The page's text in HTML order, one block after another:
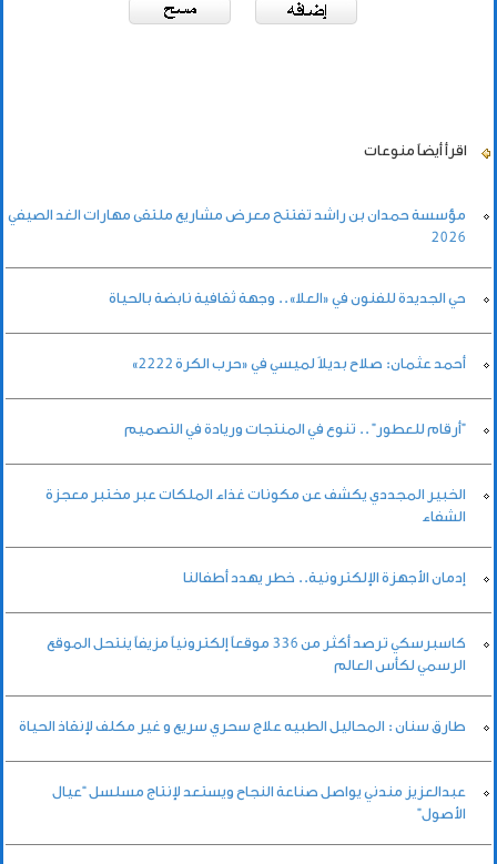
اقرأ أيضاً منوعات
مؤسسة حمدان بن راشد تفتتح معرض مشاريع ملتقى مهارات الغد الصيفي
2026
حي الجديدة للفنون في «العلا».. وجهة ثقافية نابضة بالحياة
أحمد عثمان: صلاح بديلاً لميسي في «حرب الكرة 2222»
"أرقام للعطور" .. تنوع في المنتجات وريادة في التصميم
الخبير المجددي يكشف عن مكونات غذاء الملكات عبر مختبر معجزة
الشفاء
إدمان الأجهزة الإلكترونية.. خطر يهدد أطفالنا
كاسبرسكي ترصد أكثر من 336 موقعاً إلكترونياً مزيفاً ينتحل الموقع
الرسمي لكأس العالم
طارق سنان : المحاليل الطبيه علاج سحري سريع و غير مكلف لإنقاذ الحياة
عبدالعزيز مندني يواصل صناعة النجاح ويستعد لإنتاج مسلسل “عيال
الأصول”